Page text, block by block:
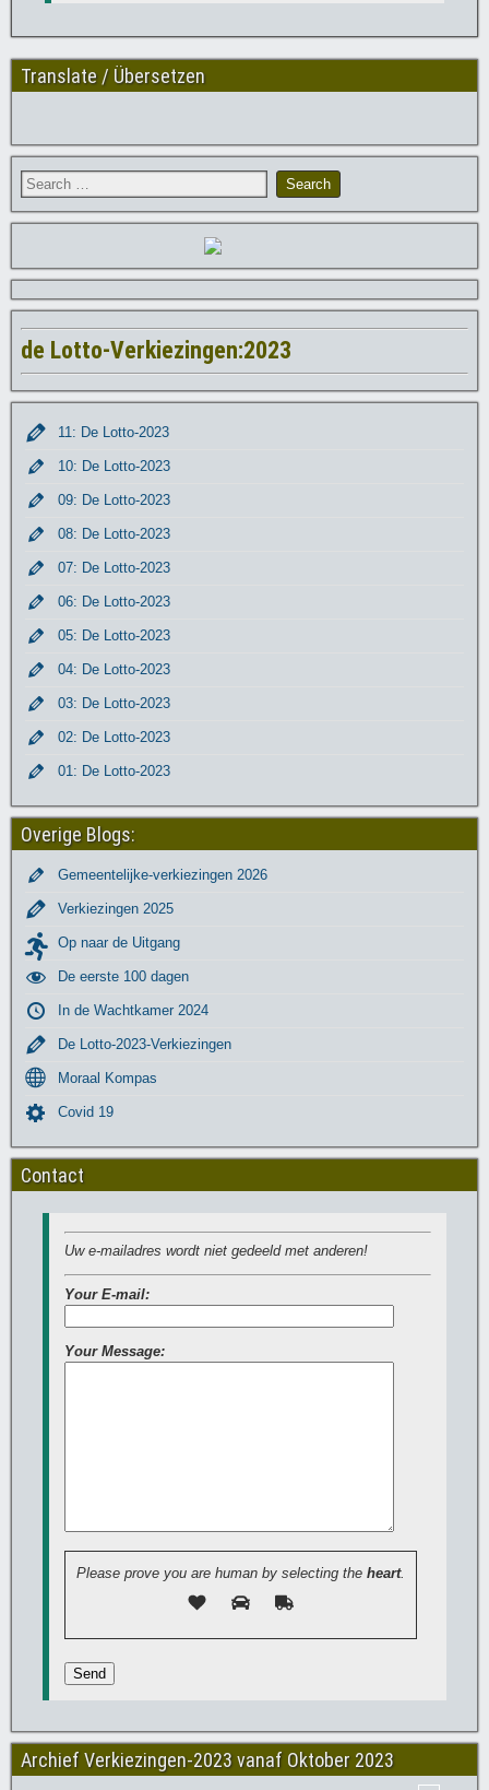
Translate / Übersetzen
de Lotto-Verkiezingen:2023
11: De Lotto-2023
10: De Lotto-2023
09: De Lotto-2023
08: De Lotto-2023
07: De Lotto-2023
06: De Lotto-2023
05: De Lotto-2023
04: De Lotto-2023
03: De Lotto-2023
02: De Lotto-2023
01: De Lotto-2023
Overige Blogs:
Gemeentelijke-verkiezingen 2026
Verkiezingen 2025
Op naar de Uitgang
De eerste 100 dagen
In de Wachtkamer 2024
De Lotto-2023-Verkiezingen
Moraal Kompas
Covid 19
Contact
Uw e-mailadres wordt niet gedeeld met anderen!
Your E-mail:
Your Message:
Please prove you are human by selecting the heart.
Archief Verkiezingen-2023 vanaf Oktober 2023